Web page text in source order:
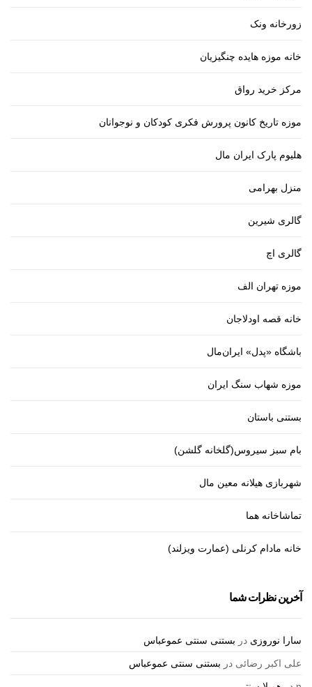
زورخانه ونک
خانه موزه هایده چنگیزیان
مرکز خرید رواق
موزه تاریخ کانون پرورش فکری کودکان و نوجوانان
هلیوم پارک ایران مال
منزل بهرامی
گالری شیرین
گالری اچ
موزه تهران الف
خانه قصه اودلاجان
باشگاه «پدل» ایران‌مال
موزه شهاب سنگ ایران
بستنی باستان
بام سبز سیروس(گلخانه گلشن)
شهربازی هیلانه معین مال
تماشاخانه هما
خانه مادام کرنلی (عمارت ویزلند)
آخرین نظرات شما
سارا نوروزی در بستنی سنتی عموعباس
علی اکبر رضائی در بستنی سنتی عموعباس